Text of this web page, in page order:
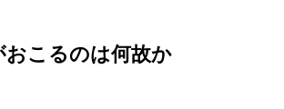
おこるのは何故か